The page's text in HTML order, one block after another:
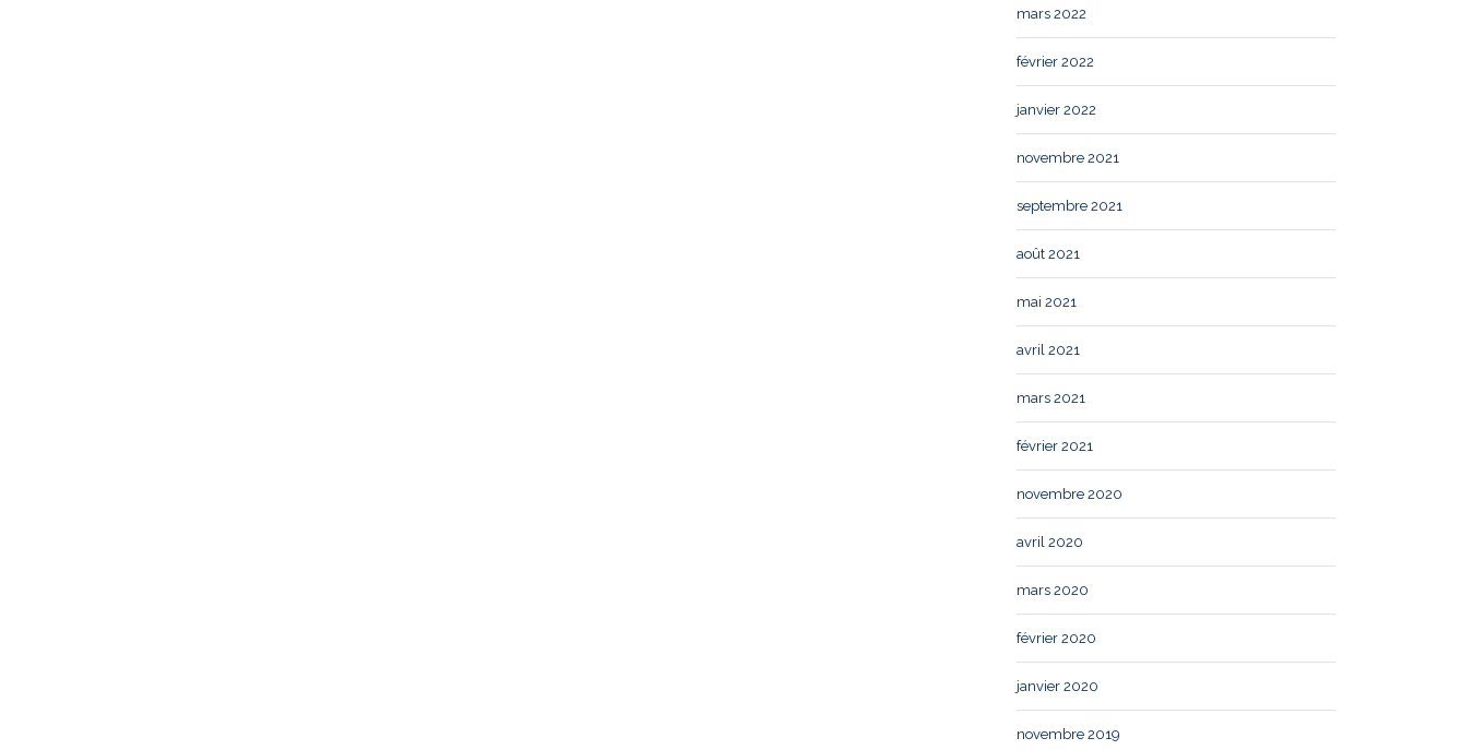
mars 2022
février 2022
janvier 2022
novembre 2021
septembre 2021
août 2021
mai 2021
avril 2021
mars 2021
février 2021
novembre 2020
avril 2020
mars 2020
février 2020
janvier 2020
novembre 2019